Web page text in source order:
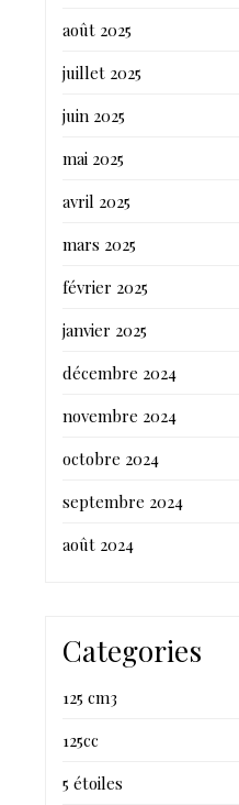
août 2025
juillet 2025
juin 2025
mai 2025
avril 2025
mars 2025
février 2025
janvier 2025
décembre 2024
novembre 2024
octobre 2024
septembre 2024
août 2024
Categories
125 cm3
125cc
5 étoiles